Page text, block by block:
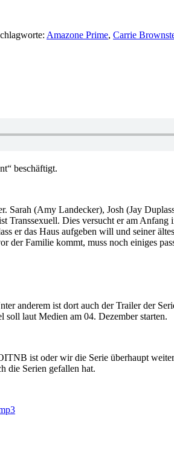
Amazone Prime, Carrie
beschäftigt.
(Amy Landecker), Josh (Jay
Dies versucht er am
er das Haus aufgeben will und seiner
Familie kommt, muss noch einiges
anderem ist dort auch der Trailer der
soll laut Medien am 04. Dezember starten.
ist oder wir die Serie überhaupt
die Serien gefallen hat.